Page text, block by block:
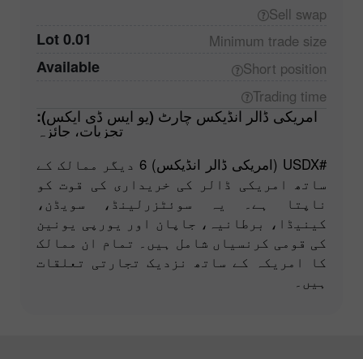
Sell swap
Minimum trade size
0.01 Lot
Short position
Available
Trading time
امریکی ڈالر انڈیکس چارٹ (یو ایس ڈی ایکس):
تجزیات، جائزہ
#USDX (امریکی ڈالر انڈیکس) 6 دیگر ممالک کے
ساتھ امریکی ڈالر کی خریداری کی قوت کو
ناپتا ہے۔ یہ سوئٹزرلینڈ، سویڈن،
کینیڈا، برطانیہ، جاپان اور یورپی یونین
کی قومی کرنسیاں شامل ہیں۔ تمام ان ممالک
کا امریکہ کے ساتھ نزدیک تجارتی تعلقات
ہیں۔